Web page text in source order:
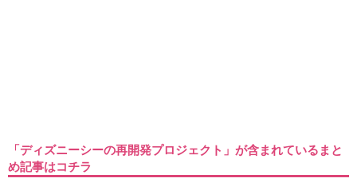
「ディズニーシーの再開発プロジェクト」が含まれているまと
め記事はコチラ